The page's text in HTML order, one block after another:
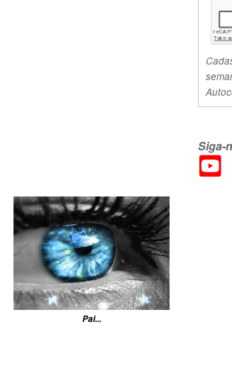
Pai...
Siga-